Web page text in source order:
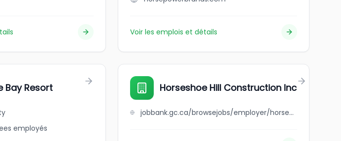
Voir les emplois et détails
Bay Resort
employés
Horseshoe Hill Construction Inc
jobbank.gc.ca/browsejobs/employer/horseshoe+hill+construction+inc/ca